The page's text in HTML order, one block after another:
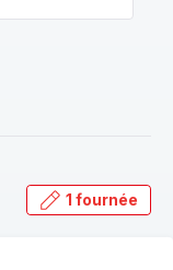
1 fournée